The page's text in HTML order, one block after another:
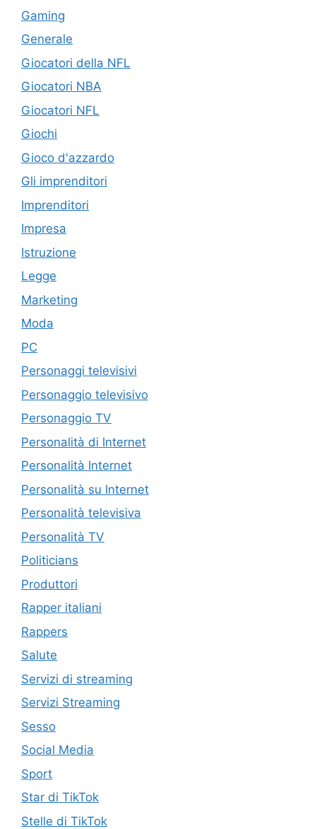
Gaming
Generale
Giocatori della NFL
Giocatori NBA
Giocatori NFL
Giochi
Gioco d'azzardo
Gli imprenditori
Imprenditori
Impresa
Istruzione
Legge
Marketing
Moda
PC
Personaggi televisivi
Personaggio televisivo
Personaggio TV
Personalità di Internet
Personalità Internet
Personalità su Internet
Personalità televisiva
Personalità TV
Politicians
Produttori
Rapper italiani
Rappers
Salute
Servizi di streaming
Servizi Streaming
Sesso
Social Media
Sport
Star di TikTok
Stelle di TikTok